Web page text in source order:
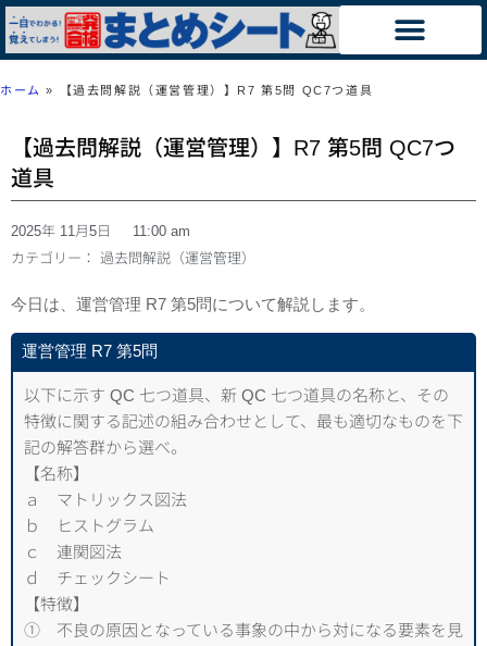
ホーム » 【過去問解説（運営管理）】R7 第5問 QC7つ道具
【過去問解説（運営管理）】R7 第5問 QC7つ
道具
2025年 11月5日
11:00 am
カテゴリー： 過去問解説（運営管理）
今日は、運営管理 R7 第5問について解説します。
運営管理 R7 第5問
以下に示す QC 七つ道具、新 QC 七つ道具の名称と、その
特徴に関する記述の組み合わせとして、最も適切なものを下
記の解答群から選べ。
【名称】
ａ マトリックス図法
ｂ ヒストグラム
ｃ 連関図法
ｄ チェックシート
【特徴】
① 不良の原因となっている事象の中から対になる要素を見